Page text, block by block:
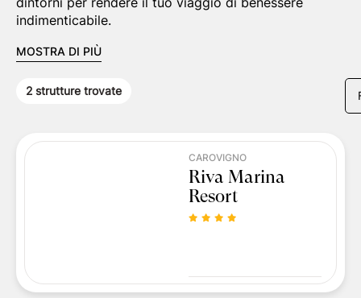
indimenticabile.
MOSTRA DI PIÙ
2 strutture trovate
CAROVIGNO
Riva Marina
Resort